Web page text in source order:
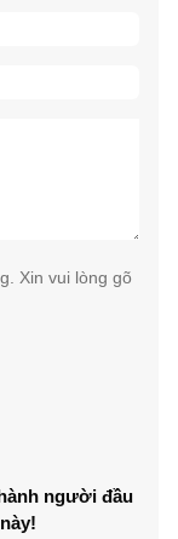
Xin vui lòng gõ
người đầu